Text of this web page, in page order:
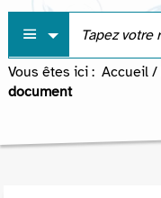
Vous êtes ici : Accueil /
document